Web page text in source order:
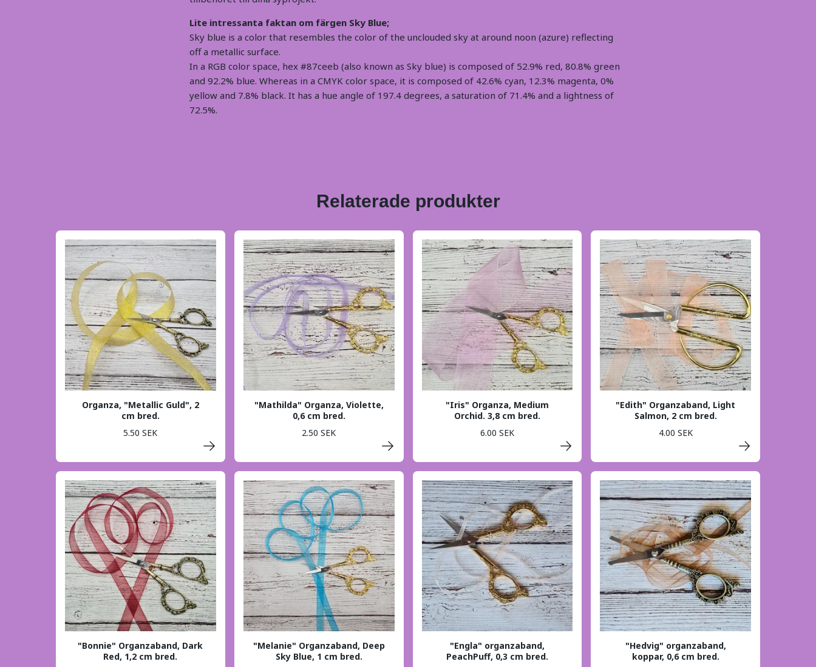
Lite intressanta faktan om färgen Sky Blue;
Sky blue is a color that resembles the color of the unclouded sky at around noon (azure) reflecting
off a metallic surface.
In a RGB color space, hex #87ceeb (also known as Sky blue) is composed of 52.9% red, 80.8% green
and 92.2% blue. Whereas in a CMYK color space, it is composed of 42.6% cyan, 12.3% magenta, 0%
yellow and 7.8% black. It has a hue angle of 197.4 degrees, a saturation of 71.4% and a lightness of
72.5%.
Relaterade produkter
Organza, "Metallic Guld", 2
cm bred.
5.50 SEK
"Mathilda" Organza, Violette,
0,6 cm bred.
2.50 SEK
"Iris" Organza, Medium
Orchid. 3,8 cm bred.
6.00 SEK
"Edith" Organzaband, Light
Salmon, 2 cm bred.
4.00 SEK
"Bonnie" Organzaband, Dark
Red, 1,2 cm bred.
"Melanie" Organzaband, Deep
Sky Blue, 1 cm bred.
"Engla" organzaband,
PeachPuff, 0,3 cm bred.
"Hedvig" organzaband,
koppar, 0,6 cm bred.